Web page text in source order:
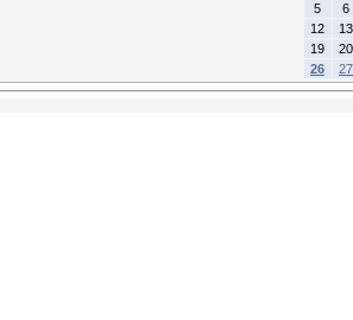
5
6
12
13
19
20
26
27